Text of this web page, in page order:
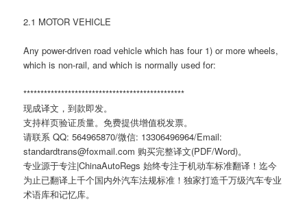
2.1 MOTOR VEHICLE
Any power-driven road vehicle which has four 1) or more wheels,
which is non-rail, and which is normally used for:
***********************************************
现成译文，到款即发。
支持样页验证质量。免费提供增值税发票。
请联系 QQ: 564965870/微信: 13306496964/Email:
standardtrans@foxmail.com 购买完整译文(PDF/Word)。
专业源于专注|ChinaAutoRegs 始终专注于机动车标准翻译！迄今
为止已翻译上千个国内外汽车法规标准！独家打造千万级汽车专业
术语库和记忆库。